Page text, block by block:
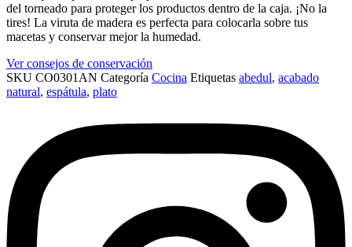
del torneado para proteger los productos dentro de la caja. ¡No la
tires! La viruta de madera es perfecta para colocarla sobre tus
macetas y conservar mejor la humedad.
Ver consejos de conservación
SKU CO0301AN Categoría Cocina Etiquetas abedul, acabado
natural, espátula, plato